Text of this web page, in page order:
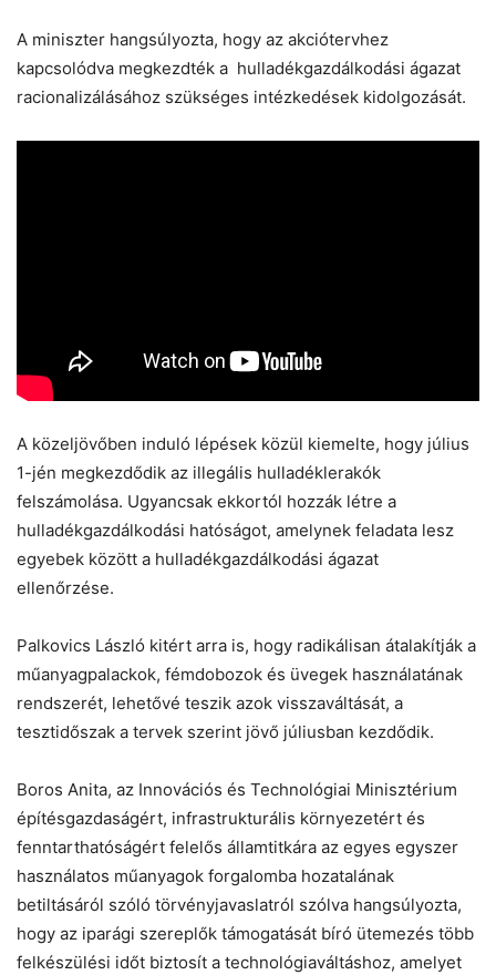
A miniszter hangsúlyozta, hogy az akciótervhez
kapcsolódva megkezdték a hulladékgazdálkodási ágazat
racionalizálásához szükséges intézkedések kidolgozását.
A közeljövőben induló lépések közül kiemelte, hogy július
1-jén megkezdődik az illegális hulladéklerakók
felszámolása. Ugyancsak ekkortól hozzák létre a
hulladékgazdálkodási hatóságot, amelynek feladata lesz
egyebek között a hulladékgazdálkodási ágazat
ellenőrzése.
Palkovics László kitért arra is, hogy radikálisan átalakítják a
műanyagpalackok, fémdobozok és üvegek használatának
rendszerét, lehetővé teszik azok visszaváltását, a
tesztidőszak a tervek szerint jövő júliusban kezdődik.
Boros Anita, az Innovációs és Technológiai Minisztérium
építésgazdaságért, infrastrukturális környezetért és
fenntarthatóságért felelős államtitkára az egyes egyszer
használatos műanyagok forgalomba hozatalának
betiltásáról szóló törvényjavaslatról szólva hangsúlyozta,
hogy az iparági szereplők támogatását bíró ütemezés több
felkészülési időt biztosít a technológiaváltáshoz, amelyet